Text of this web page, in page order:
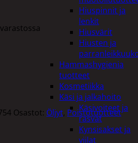
Hiuspinnit ja
lenkit
Hiusvärit
Hiusten ja
Hammashygienia
tuotteet
Kosmetiikka
Käsi ja jalkahoito
Käsivoiteet ja
rasvat
Kynsisakset ja
viilat
Osastot: Öljyt, Poistotuotteet